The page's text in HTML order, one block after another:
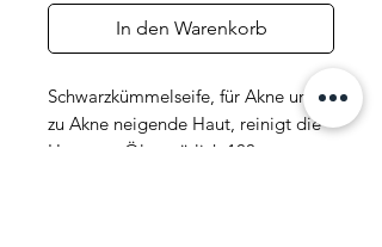
In den Warenkorb
Schwarzkümmelseife, für Akne und
zu Akne neigende Haut, reinigt die
Haut von Öl, natürlich 100 g